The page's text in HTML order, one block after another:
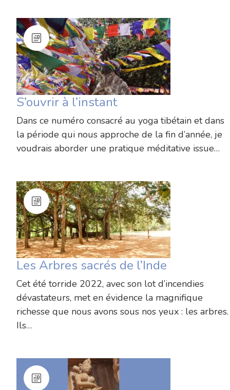
S’ouvrir à l’instant
Dans ce numéro consacré au yoga tibétain et dans
la période qui nous approche de la fin d’année, je
voudrais aborder une pratique méditative issue…
Les Arbres sacrés de l’Inde
Cet été torride 2022, avec son lot d’incendies
dévastateurs, met en évidence la magnifique
richesse que nous avons sous nos yeux : les arbres.
Ils…